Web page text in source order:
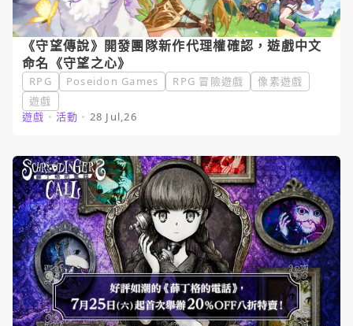
《守望傳說》開發團隊新作代理權確認，遊戲中文
命名《守望之心》
RPG Poseidon Games RPG 冒險遊戲
像素遊戲
遊戲
遊戲 ・ 活動 ・ 28 Jul,26